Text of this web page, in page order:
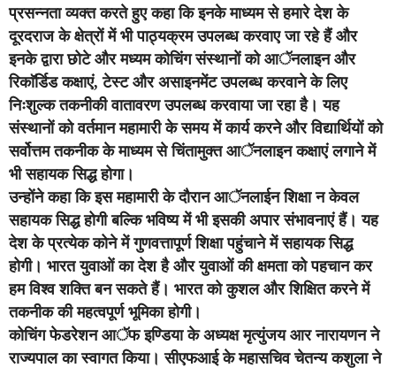
प्रसन्नता व्यक्त करते हुए कहा कि इनके माध्यम से हमारे देश के
दूरदराज के क्षेत्रों में भी पाठ्यक्रम उपलब्ध करवाए जा रहे हैं और
इनके द्वारा छोटे और मध्यम कोचिंग संस्थानों को आॅनलाइन और
रिकाॅर्डिड कक्षाएं, टेस्ट और असाइनमेंट उपलब्ध करवाने के लिए
निःशुल्क तकनीकी वातावरण उपलब्ध करवाया जा रहा है। यह
संस्थानों को वर्तमान महामारी के समय में कार्य करने और विद्यार्थियों को
सर्वोत्तम तकनीक के माध्यम से चिंतामुक्त आॅनलाइन कक्षाएं लगाने में
भी सहायक सिद्ध होगा।
उन्होंने कहा कि इस महामारी के दौरान आॅनलाईन शिक्षा न केवल
सहायक सिद्ध होगी बल्कि भविष्य में भी इसकी अपार संभावनाएं हैं। यह
देश के प्रत्येक कोने में गुणवत्तापूर्ण शिक्षा पहुंचाने में सहायक सिद्ध
होगी। भारत युवाओं का देश है और युवाओं की क्षमता को पहचान कर
हम विश्व शक्ति बन सकते हैं। भारत को कुशल और शिक्षित करने में
तकनीक की महत्वपूर्ण भूमिका होगी।
कोचिंग फेडरेशन आॅफ इण्डिया के अध्यक्ष मृत्युंजय आर नारायणन ने
राज्यपाल का स्वागत किया। सीएफआई के महासचिव चेतन्य कशुला ने